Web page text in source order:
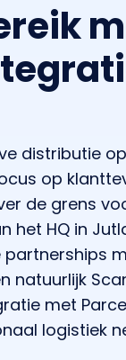
distributie
op
de grens
het HQ in
natuurlijk
met
logistiek